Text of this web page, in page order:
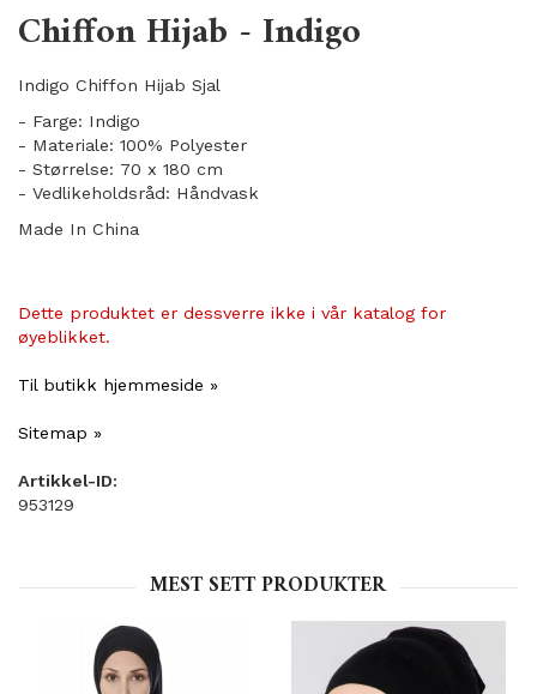
Chiffon Hijab - Indigo
Indigo Chiffon Hijab Sjal
- Farge: Indigo
- Materiale: 100% Polyester
- Størrelse: 70 x 180 cm
- Vedlikeholdsråd: Håndvask
Made In China
Dette produktet er dessverre ikke i vår katalog for
øyeblikket.
Til butikk hjemmeside »
Sitemap »
Artikkel-ID:
953129
MEST SETT PRODUKTER